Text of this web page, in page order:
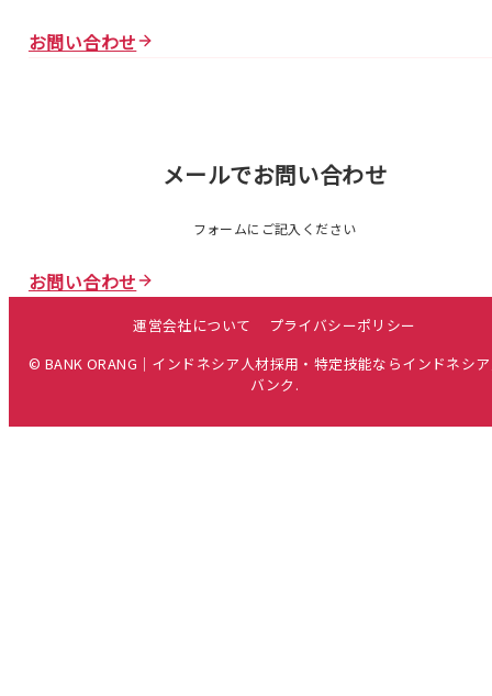
お問い合わせ
メールでお問い合わせ
フォームにご記入ください
お問い合わせ
運営会社について
プライバシーポリシー
© BANK ORANG｜インドネシア人材採用・特定技能ならインドネシ
バンク.